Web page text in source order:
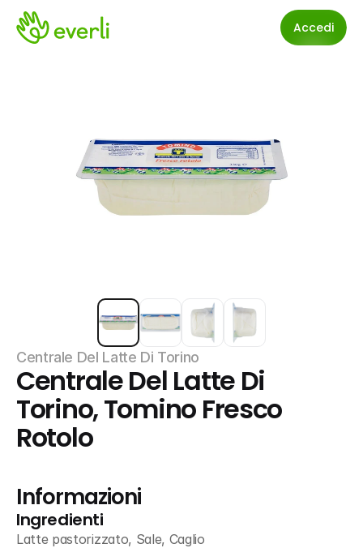
Accedi
Centrale Del Latte Di Torino
Centrale Del Latte Di
Torino, Tomino Fresco
Rotolo
Informazioni
Ingredienti
Latte pastorizzato, Sale, Caglio